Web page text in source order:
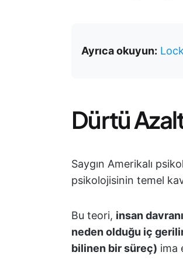
Ayrıca okuyun:
Dürtü
Saygın Amerikalı
psikolojisinin temel
Bu teori, insan
neden olduğu iç
bilinen bir süreç) ima